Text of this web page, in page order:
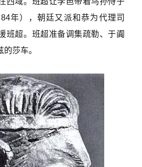
年），朝廷又派和恭为代理司
班超。班超准备调集疏勒、于阗
莎车。